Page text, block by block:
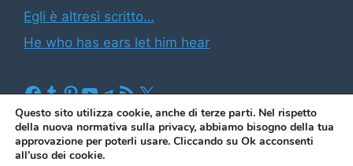
Egli è altresì scritto…
He who has ears let him hear
Facebook
Tumblr
Pinterest
YouTube
Telegram
Feed RSS
X
(2026) Il blog di Illuminato Butindaro
Questo sito utilizza cookie, anche di terze parti. Nel rispetto
della nuova normativa sulla privacy, abbiamo bisogno della tua
approvazione per poterli usare. Cliccando su Ok acconsenti
all’uso dei cookie.